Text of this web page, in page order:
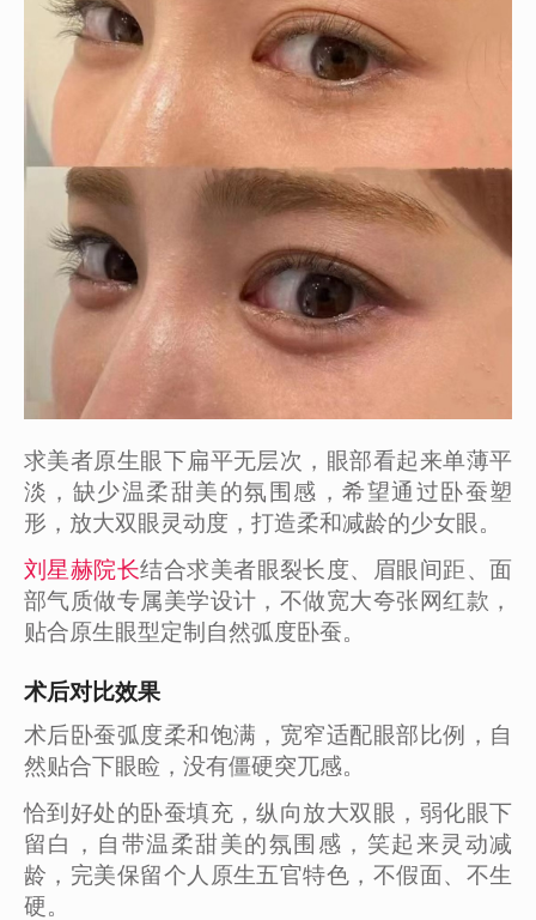
求美者原生眼下扁平无层次，眼部看起来单薄平
淡，缺少温柔甜美的氛围感，希望通过卧蚕塑
形，放大双眼灵动度，打造柔和减龄的少女眼。
刘星赫院长结合求美者眼裂长度、眉眼间距、面
部气质做专属美学设计，不做宽大夸张网红款，
贴合原生眼型定制自然弧度卧蚕。
术后对比效果
术后卧蚕弧度柔和饱满，宽窄适配眼部比例，自
然贴合下眼睑，没有僵硬突兀感。
恰到好处的卧蚕填充，纵向放大双眼，弱化眼下
留白，自带温柔甜美的氛围感，笑起来灵动减
龄，完美保留个人原生五官特色，不假面、不生
硬。